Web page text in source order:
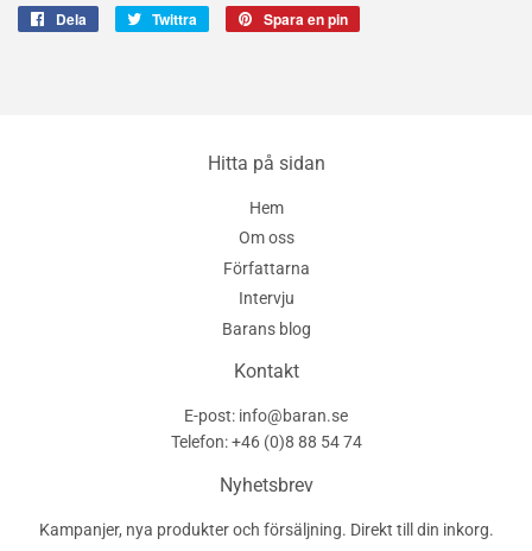
Dela
Dela
Twittra
Twittra
Spara en pin
Hitta på sidan
Hem
Om oss
Författarna
Intervju
Barans blog
Kontakt
E-post: info@baran.se
Telefon: +46 (0)8 88 54 74
Nyhetsbrev
Kampanjer, nya produkter och försäljning. Direkt till din inkorg.